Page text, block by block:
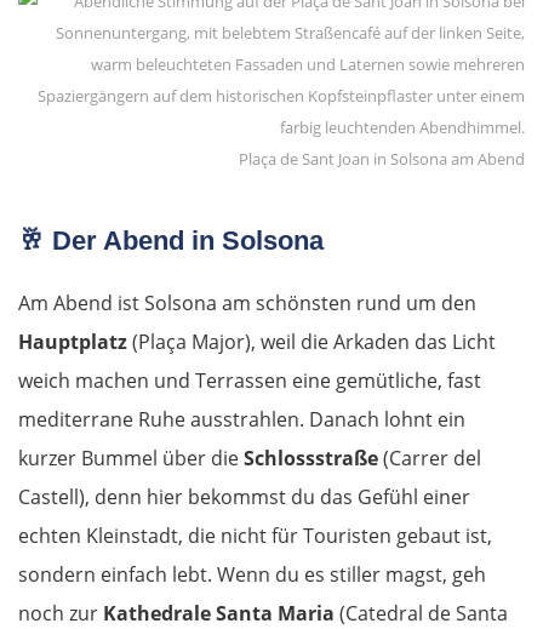
Plaça de Sant Joan in Solsona am Abend
🥂 Der Abend in Solsona
Am Abend ist Solsona am schönsten rund um den
Hauptplatz(Plaça Major), weil die Arkaden das Licht
weich machen und Terrassen eine gemütliche, fast
mediterrane Ruhe ausstrahlen. Danach lohnt ein
kurzer Bummel über dieSchlossstraße(Carrer del
Castell), denn hier bekommst du das Gefühl einer
echten Kleinstadt, die nicht für Touristen gebaut ist,
sondern einfach lebt. Wenn du es stiller magst, geh
noch zur Kathedrale Santa Maria (Catedral de Santa
Pitești
Schumen
Warna
Burgas